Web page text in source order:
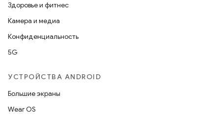
Здоровье и фитнес
Камера и медиа
Конфиденциальность
5G
УСТРОЙСТВА ANDROID
Большие экраны
Wear OS